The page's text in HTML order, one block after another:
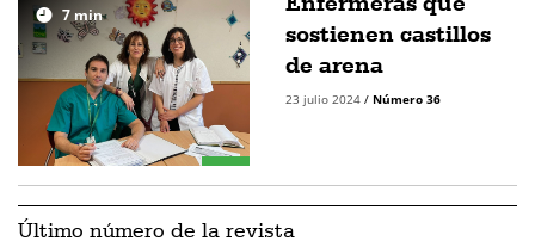
7min
sostienen castillos
de arena
23 julio 2024 / Número 36
Último número de la revista